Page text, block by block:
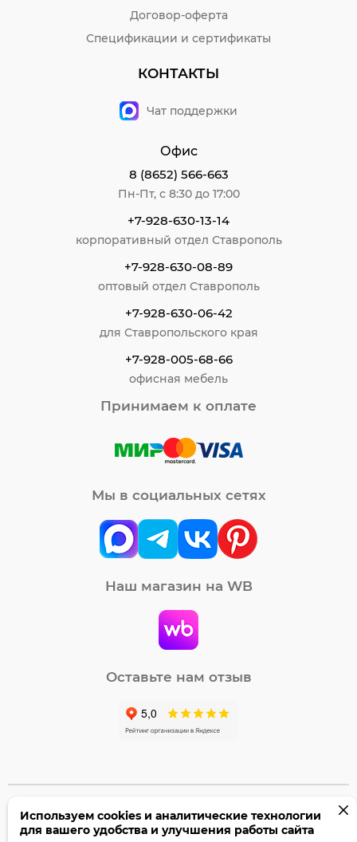
Договор-оферта
Спецификации и сертификаты
КОНТАКТЫ
Чат поддержки
Офис
8 (8652) 566-663
Пн-Пт, с 8:30 до 17:00
+7-928-630-13-14
корпоративный отдел Ставрополь
+7-928-630-08-89
оптовый отдел Ставрополь
+7-928-630-06-42
для Ставропольского края
+7-928-005-68-66
офисная мебель
Принимаем к оплате
Мы в социальных сетях
Наш магазин на WB
Оставьте нам отзыв
©2005-2026 Бумага-С. Все права защищены.
Политика конфиденциальности
Используем cookies и аналитические технологии
для вашего удобства и улучшения работы сайта